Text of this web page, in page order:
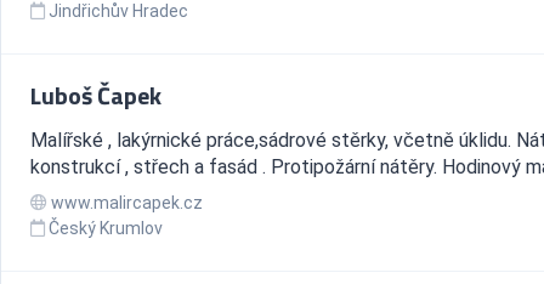
Jindřichův Hradec
Luboš Čapek
Malířské , lakýrnické práce,sádrové stěrky, včetně úklidu.
konstrukcí , střech a fasád . Protipožární nátěry. Hodinový
www.malircapek.cz
Český Krumlov